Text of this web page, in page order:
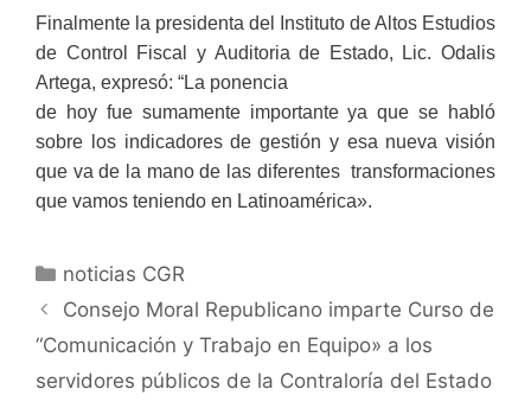
Finalmente la presidenta del Instituto de Altos Estudios
de Control Fiscal y Auditoria de Estado, Lic. Odalis
Artega, expresó: “La ponencia
de hoy fue sumamente importante ya que se habló
sobre los indicadores de gestión y esa nueva visión
que va de la mano de las diferentes transformaciones
que vamos teniendo en Latinoamérica».
noticias CGR
Consejo Moral Republicano imparte Curso de
“Comunicación y Trabajo en Equipo» a los
servidores públicos de la Contraloría del Estado